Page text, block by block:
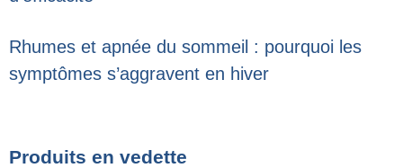
Rhumes et apnée du sommeil : pourquoi les
symptômes s’aggravent en hiver
Produits en vedette